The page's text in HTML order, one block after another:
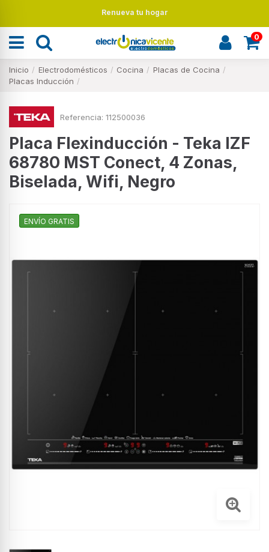
Renueva tu hogar
0
Inicio Electrodomésticos Cocina
Placas de Cocina
Placas Inducción
Referencia: 112500036
Placa Flexinducción - Teka IZF
68780 MST Conect, 4 Zonas,
Biselada, Wifi, Negro
ENVÍO GRATIS